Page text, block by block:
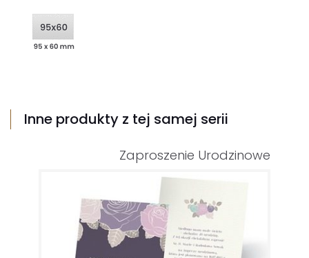
Inne produkty z tej samej serii
Zaproszenie Urodzinowe